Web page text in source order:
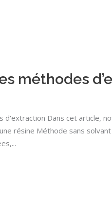
méthodes
d'extraction Dans cet article,
résine Méthode sans